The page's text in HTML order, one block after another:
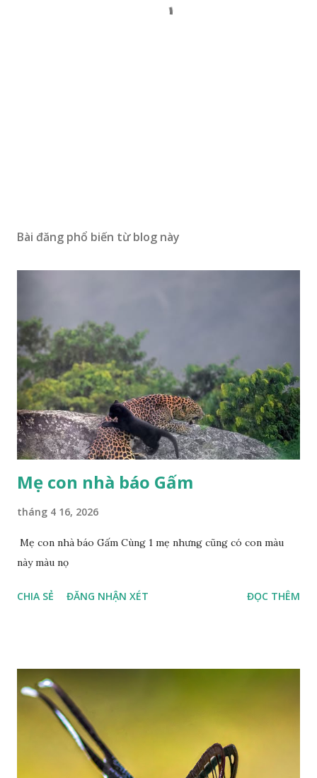
Bài đăng phổ biến từ blog này
Mẹ con nhà báo Gấm
tháng 4 16, 2026
Mẹ con nhà báo Gấm Cùng 1 mẹ nhưng cũng có con màu
này màu nọ
CHIA SẺ ĐĂNG NHẬN XÉT ĐỌC THÊM